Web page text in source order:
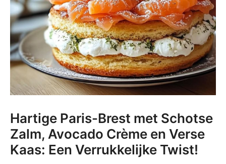
Hartige Paris-Brest met Schotse
Zalm, Avocado Crème en Verse
Kaas: Een Verrukkelijke Twist!